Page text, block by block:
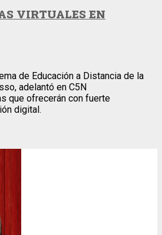
VIRTUALES EN
de Educación a Distancia de la
adelantó en C5N
que ofrecerán con fuerte
digital.